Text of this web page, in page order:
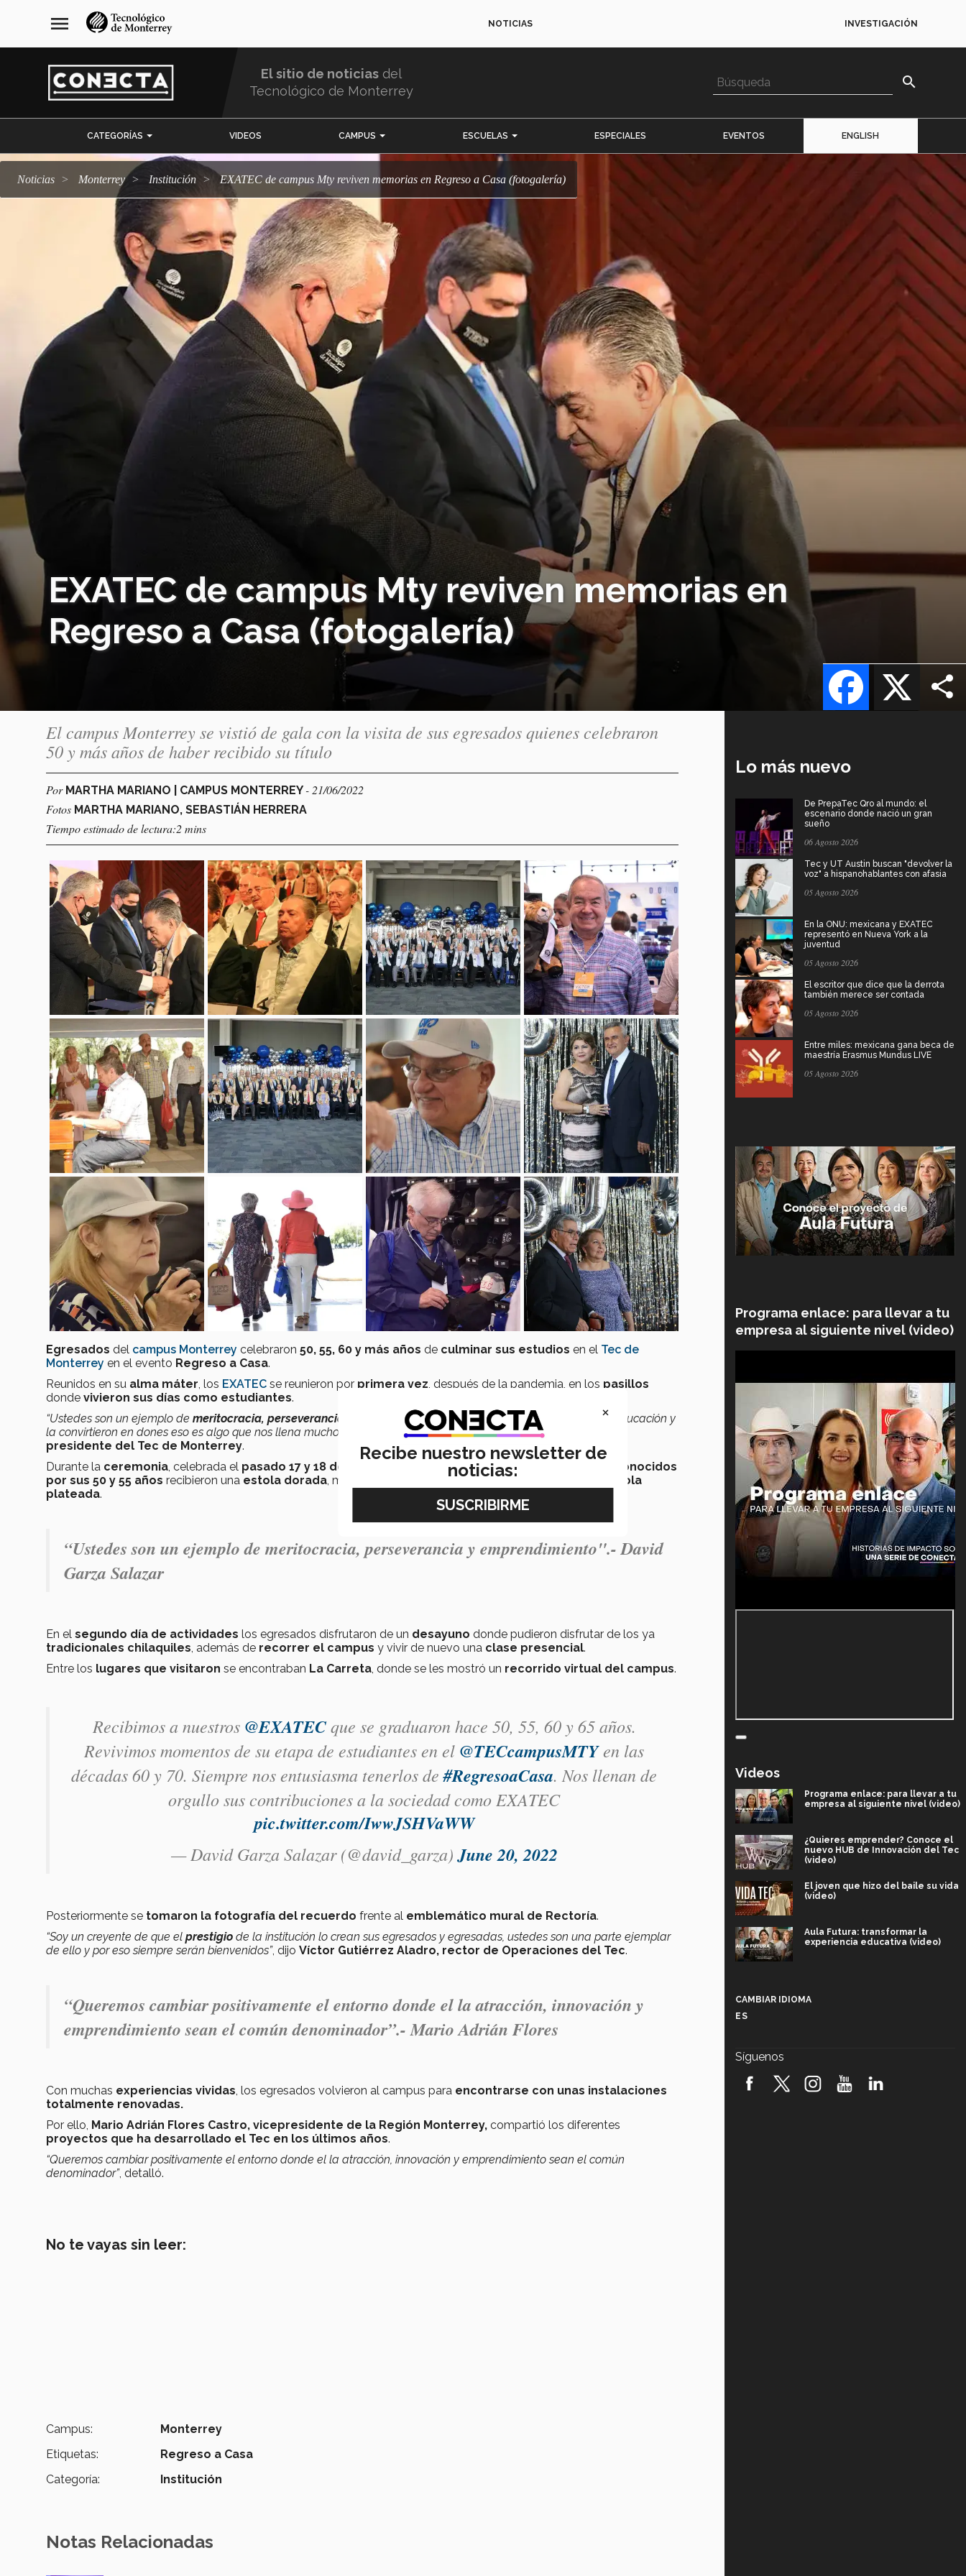
navegación
principal
menu NOTICIAS INVESTIGACIÓN
El sitio de noticias del
Tecnológico de Monterrey
search
CATEGORÍAS VIDEOS CAMPUS ESCUELAS ESPECIALES EVENTOS ENGLISH
Noticias Monterrey Institución EXATEC de campus Mty reviven memorias en Regreso a Casa (fotogalería)
EXATEC de campus Mty reviven memorias en
Regreso a Casa (fotogalería)
X
Facebook
El campus Monterrey se vistió de gala con la visita de sus egresados quienes celebraron
50 y más años de haber recibido su título
Por MARTHA MARIANO | CAMPUS MONTERREY- 21/06/2022
Fotos MARTHA MARIANO, SEBASTIÁN HERRERA
Tiempo estimado de lectura:2 mins
Egresados del campus Monterrey celebraron 50, 55, 60 y más años de culminar sus estudios en el Tec de
Monterrey en el evento Regreso a Casa.
Reunidos en su alma máter, los EXATEC se reunieron por primera vez, después de la pandemia, en los pasillos
donde vivieron sus días como estudiantes.
“Ustedes son un ejemplo de meritocracia, perseverancia y emprendimiento, son personas que se llevaron la educación y
la convirtieron en dones eso es algo que nos llena mucho de orgullo”
, destacóDavid Garza Salazar, rector y
presidente del Tec de Monterrey.
Durante la ceremonia, celebrada el pasado 17 y 18 de junio campus Monterrey
reconocidos
por sus 50 y 55 años recibieron una estola dorada, mientras que los de 60 o más años
estola
plateada.
“Ustedes son un ejemplo de meritocracia, perseverancia y emprendimiento".- David
Garza Salazar
En el segundo día de actividades los egresados disfrutaron de un desayuno donde pudieron disfrutar de los ya
tradicionales chilaquiles, además de recorrer el campus y vivir de nuevo una clase presencial.
Entre los lugares que visitaron se encontraban La Carreta, donde se les mostró un recorrido virtual del campus.
Recibimos a nuestros @EXATECque se graduaron hace 50, 55, 60 y 65 años.
Revivimos momentos de su etapa de estudiantes en el @TECcampusMTYen las
décadas 60 y 70. Siempre nos entusiasma tenerlos de#RegresoaCasa. Nos llenan de
orgullo sus contribuciones a la sociedad como EXATEC
pic.twitter.com/IwwJSHVaWW
— David Garza Salazar (@david_garza)June 20, 2022
Posteriormente se tomaron la fotografía del recuerdo frente al emblemático mural de Rectoría.
“Soy un creyente de que el prestigio de la institución lo crean sus egresados y egresadas, ustedes son una parte ejemplar
de ello y por eso siempre serán bienvenidos”, dijo Víctor Gutiérrez Aladro, rector de Operaciones del Tec.
“Queremos cambiar positivamente el entorno donde el la atracción, innovación y
emprendimiento sean el común denominador”.- Mario Adrián Flores
Con muchas experiencias vividas, los egresados volvieron al campus para encontrarse con unas instalaciones
totalmente renovadas.
Por ello, Mario Adrián Flores Castro, vicepresidente de la Región Monterrey, compartió los diferentes
proyectos que ha desarrollado el Tec en los últimos años.
“Queremos cambiar positivamente el entorno donde el la atracción, innovación y emprendimiento sean el común
denominador”, detalló.
No te vayas sin leer:
Campus:
Monterrey
Etiquetas:
Regreso a Casa
Categoría:
Institución
Notas Relacionadas
Lo más nuevo
De PrepaTec Qro al mundo: el
escenario donde nació un gran
sueño
06 Agosto 2026
Tec y UT Austin buscan "devolver la
voz" a hispanohablantes con afasia
05 Agosto 2026
En la ONU: mexicana y EXATEC
representó en Nueva York a la
juventud
05 Agosto 2026
El escritor que dice que la derrota
también merece ser contada
05 Agosto 2026
Entre miles: mexicana gana beca de
maestría Erasmus Mundus LIVE
05 Agosto 2026
Programa enlace: para llevar a tu
empresa al siguiente nivel (video)
Videos
Programa enlace: para llevar a tu
empresa al siguiente nivel (video)
¿Quieres emprender? Conoce el
nuevo HUB de Innovación del Tec
(video)
El joven que hizo del baile su vida
(video)
Aula Futura: transformar la
experiencia educativa (video)
robótica FIRST 2026! (video)
CAMBIAR IDIOMA
ES
Síguenos
×
Recibe nuestro newsletter de
noticias: